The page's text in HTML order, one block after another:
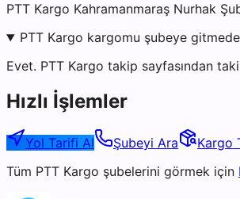
PTT Kargo Kahramanmaraş Nurhak
PTT Kargo kargomu şubeye
Evet. PTT Kargo takip sayfasından
Hızlı İşlemler
Yol Tarifi Al Şubeyi Ara
Kargo
Tüm PTT Kargo şubelerini görmek için